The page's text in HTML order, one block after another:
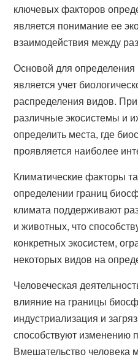
ключевых факторов
является понимание ее
взаимодействия между
Основой для
является учет
распределения видов.
различные экосистемы и
определить места, где
проявляется наиболее
Климатические факторы
определении границ
климата поддерживают
и животных, что
конкретных экосистем,
некоторых видов на
Человеческая
влияние на границы
индустриализация и
способствуют изменению
Вмешательство человека